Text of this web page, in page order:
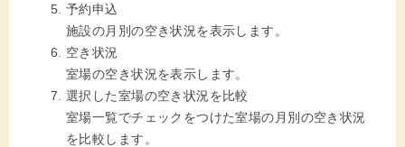
予約申込
施設の月別の空き状況を表示します。
空き状況
室場の空き状況を表示します。
選択した室場の空き状況を比較
室場一覧でチェックをつけた室場の月別の空き状況
を比較します。